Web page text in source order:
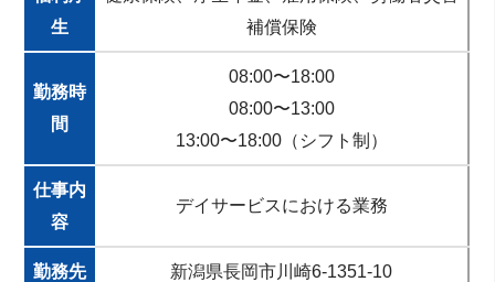
生
補償保険
勤務時
間
08:00〜18:00
08:00〜13:00
13:00〜18:00（シフト制）
仕事内
容
デイサービスにおける業務
勤務先 新潟県長岡市川崎6-1351-10